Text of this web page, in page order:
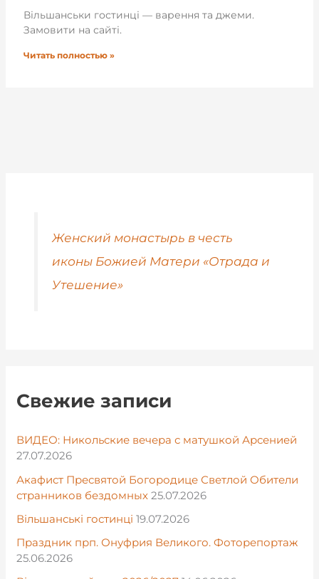
Вільшанськи гостинці — варення та джеми.
Замовити на сайті.
Читать полностью »
Женский монастырь в честь
иконы Божией Матери «Отрада и
Утешение»
Свежие записи
ВИДЕО: Никольские вечера с матушкой Арсенией
27.07.2026
Акафист Пресвятой Богородице Светлой Обители
странников бездомных 25.07.2026
Вільшанські гостинці 19.07.2026
Праздник прп. Онуфрия Великого. Фоторепортаж
25.06.2026